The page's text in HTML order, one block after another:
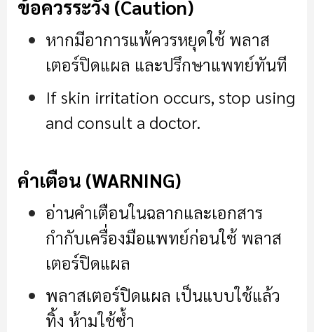
ข้อควรระวัง (Caution)
หากมีอาการแพ้ควรหยุดใช้ พลาส
เตอร์ปิดแผล และปรึกษาแพทย์ทันที
If skin irritation occurs, stop using
and consult a doctor.
คำเตือน (WARNING)
อ่านคำเตือนในฉลากและเอกสาร
กำกับเครื่องมือแพทย์ก่อนใช้ พลาส
เตอร์ปิดแผล
พลาสเตอร์ปิดแผล เป็นแบบใช้แล้ว
ทิ้ง ห้ามใช้ซ้ำ